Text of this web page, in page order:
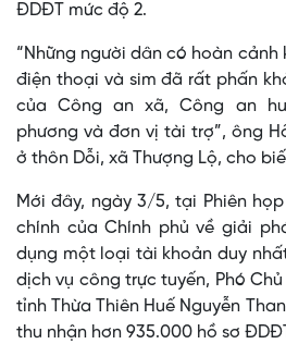
ĐDĐT mức độ 2.
“Những người dân có hoàn
điện thoại và sim đã rất phấn
của Công an xã, Công an
phương và đơn vị tài trợ”, ông
ở thôn Dỗi, xã Thượng Lộ, cho
Mới đây, ngày 3/5, tại Phiên
chính của Chính phủ về giải
dụng một loại tài khoản duy
dịch vụ công trực tuyến, Phó
tỉnh Thừa Thiên Huế Nguyễn
thu nhận hơn 935.000 hồ sơ